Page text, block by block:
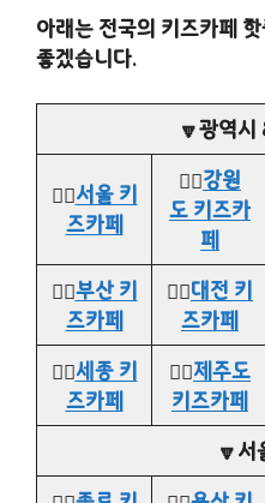
아래는 전국의 키즈카페
좋겠습니다.
🔽광역시
👉🏻서울 키
즈카페
👉🏻강원
도 키즈카
페
👉🏻부산 키
즈카페
👉🏻대전 키
즈카페
👉🏻세종 키
즈카페
👉🏻제주도
키즈카페
🔽서